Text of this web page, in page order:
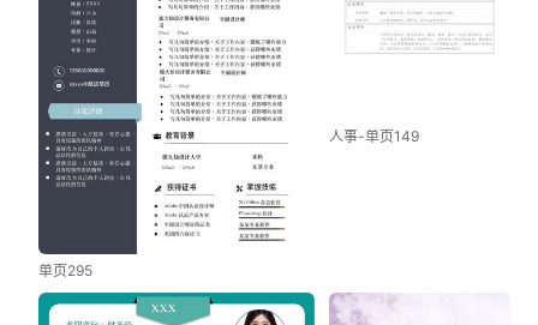
单页295
人事-单页149